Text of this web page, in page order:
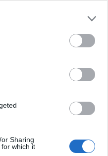
Sharing
which it
helyzettel
kormányzati
amelynek varázsa
Háza
fizet jövedelem